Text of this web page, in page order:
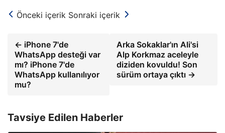
Önceki içerik Sonraki içerik
← iPhone 7'de
WhatsApp desteği var
mı? iPhone 7'de
WhatsApp kullanılıyor
mu?
Arka Sokaklar'ın Ali'si
Alp Korkmaz aceleyle
diziden kovuldu! Son
sürüm ortaya çıktı →
Tavsiye Edilen Haberler